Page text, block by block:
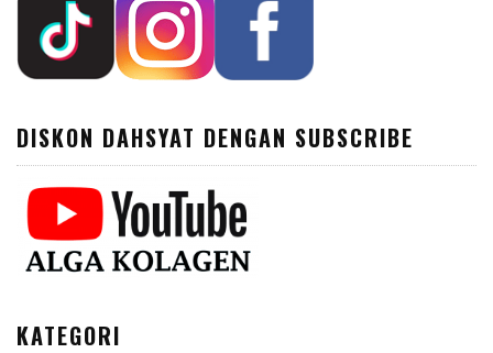
DISKON DAHSYAT DENGAN SUBSCRIBE
KATEGORI